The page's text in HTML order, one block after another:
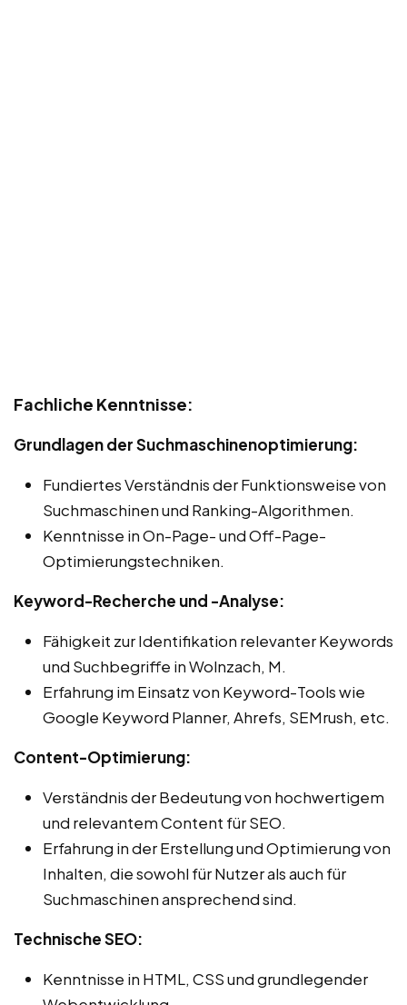
Fachliche Kenntnisse:
Grundlagen der Suchmaschinenoptimierung:
Fundiertes Verständnis der Funktionsweise von
Suchmaschinen und Ranking-Algorithmen.
Kenntnisse in On-Page- und Off-Page-
Optimierungstechniken.
Keyword-Recherche und -Analyse:
Fähigkeit zur Identifikation relevanter Keywords
und Suchbegriffe in Wolnzach, M.
Erfahrung im Einsatz von Keyword-Tools wie
Google Keyword Planner, Ahrefs, SEMrush, etc.
Content-Optimierung:
Verständnis der Bedeutung von hochwertigem
und relevantem Content für SEO.
Erfahrung in der Erstellung und Optimierung von
Inhalten, die sowohl für Nutzer als auch für
Suchmaschinen ansprechend sind.
Technische SEO:
Kenntnisse in HTML, CSS und grundlegender